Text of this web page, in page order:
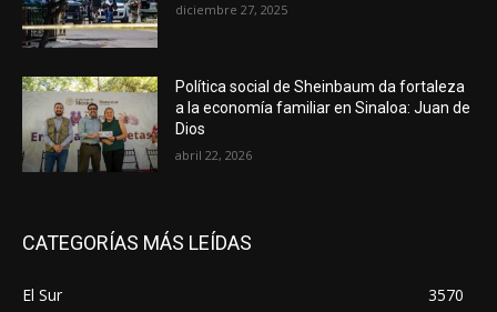
diciembre 27, 2025
Política social de Sheinbaum da fortaleza
a la economía familiar en Sinaloa: Juan de
Dios
abril 22, 2026
CATEGORÍAS MÁS LEÍDAS
El Sur
3570